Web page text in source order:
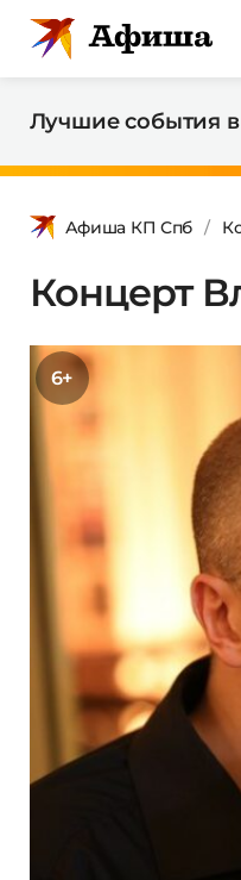
Лучшие события
Афиша КП Спб
Концерт
6+